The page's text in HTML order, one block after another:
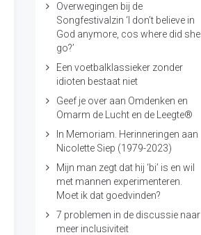
Overwegingen bij de
Songfestivalzin ‘I don’t believe in
God anymore, cos where did she
go?’
Een voetbalklassieker zonder
idioten bestaat niet
Geef je over aan Omdenken en
Omarm de Lucht en de Leegte®
In Memoriam. Herinneringen aan
Nicolette Siep (1979-2023)
Mijn man zegt dat hij ‘bi’ is en wil
met mannen experimenteren.
Moet ik dat goedvinden?
7 problemen in de discussie naar
meer inclusiviteit